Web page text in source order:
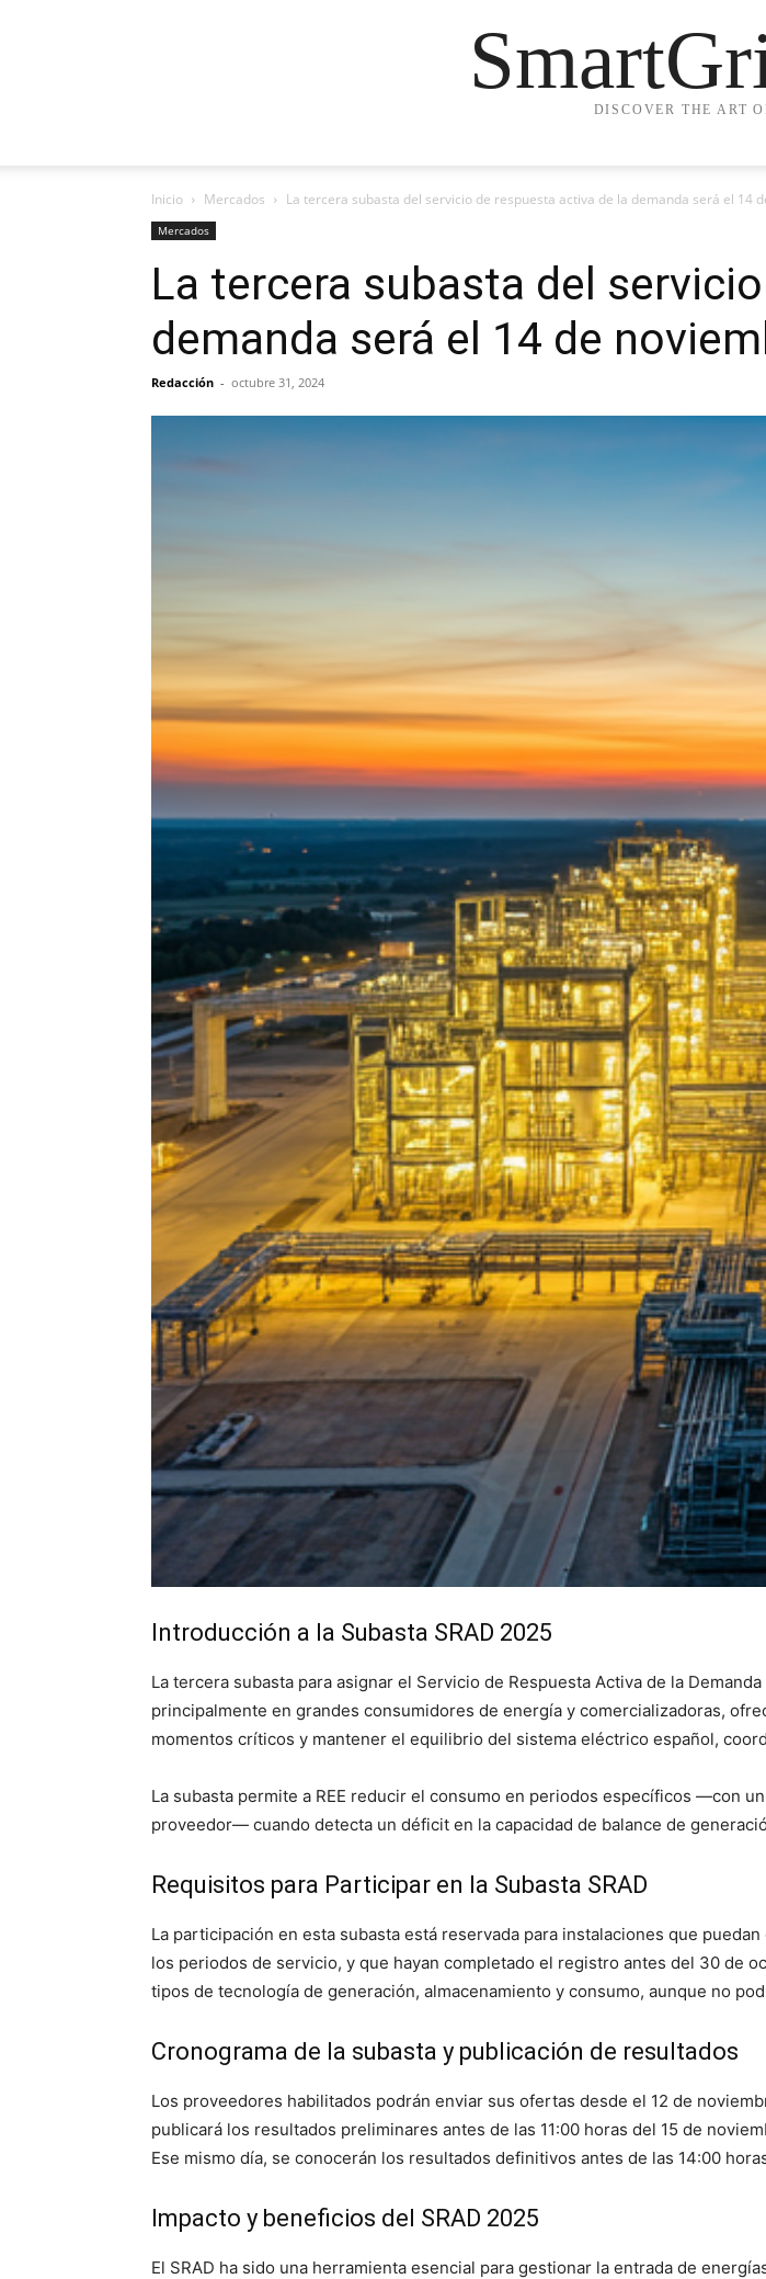
DISCOVER THE ART
Inicio Mercados La tercera subasta del servicio de respuesta activa de la demanda será el 14
Mercados
La tercera subasta del
demanda será el 14 de
Redacción - octubre 31, 2024
Introducción a la Subasta SRAD 2025
La tercera subasta para asignar el Servicio de Respuesta Activa de la
principalmente en grandes consumidores de energía y comercializadoras,
momentos críticos y mantener el equilibrio del sistema eléctrico español,
La subasta permite a REE reducir el consumo en periodos específicos —con
proveedor— cuando detecta un déficit en la capacidad de balance de
Requisitos para Participar en la Subasta SRAD
La participación en esta subasta está reservada para instalaciones que
los periodos de servicio, y que hayan completado el registro antes del 30 de
tipos de tecnología de generación, almacenamiento y consumo, aunque no
Cronograma de la subasta y publicación de resultados
Los proveedores habilitados podrán enviar sus ofertas desde el 12 de
publicará los resultados preliminares antes de las 11:00 horas del 15 de
Ese mismo día, se conocerán los resultados definitivos antes de las 14:00
Impacto y beneficios del SRAD 2025
El SRAD ha sido una herramienta esencial para gestionar la entrada de